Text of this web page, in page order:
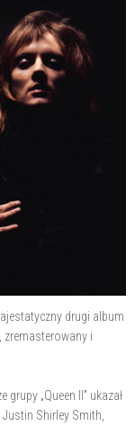
drugi album
zremasterowany i
grupy „Queen II” ukazał
Shirley Smith,